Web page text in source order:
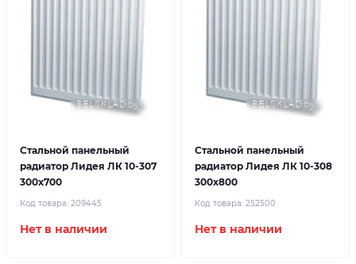
Стальной панельный
радиатор Лидея ЛК 10-307
300x700
Код товара: 209445
Нет в наличии
Стальной панельный
радиатор Лидея ЛК 10-308
300x800
Код товара: 252500
Нет в наличии